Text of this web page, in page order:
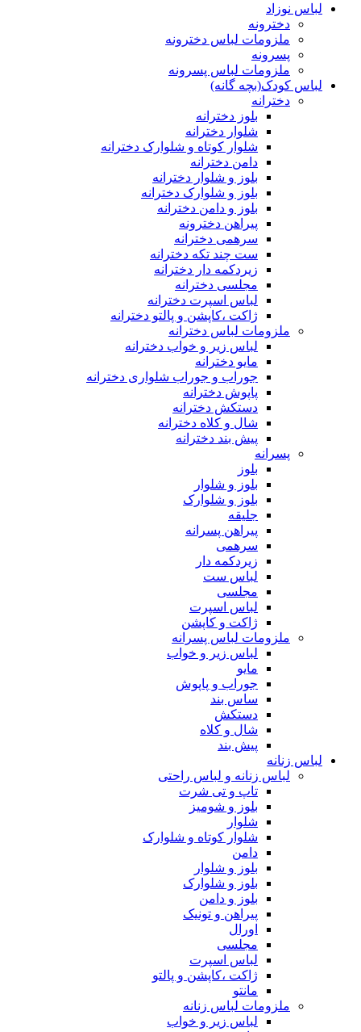
لباس نوزاد
دخترونه
ملزومات لباس دخترونه
پسرونه
ملزومات لباس پسرونه
لباس کودک(بچه گانه)
دخترانه
بلوز دخترانه
شلوار دخترانه
شلوار کوتاه و شلوارک دخترانه
دامن دخترانه
بلوز و شلوار دخترانه
بلوز و شلوارک دخترانه
بلوز و دامن دخترانه
پیراهن دخترونه
سرهمی دخترانه
ست چند تکه دخترانه
زیردکمه دار دخترانه
مجلسی دخترانه
لباس اسپرت دخترانه
ژاکت ،کاپشن و پالتو دخترانه
ملزومات لباس دخترانه
لباس زیر و خواب دخترانه
مایو دخترانه
جوراب و جوراب شلواری دخترانه
پاپوش دخترانه
دستکش دخترانه
شال و کلاه دخترانه
پیش بند دخترانه
پسرانه
بلوز
بلوز و شلوار
بلوز و شلوارک
جلیقه
پیراهن پسرانه
سرهمی
زیردکمه دار
لباس ست
مجلسی
لباس اسپرت
ژاکت و کاپشن
ملزومات لباس پسرانه
لباس زیر و خواب
مایو
جوراب و پاپوش
ساس بند
دستکش
شال و کلاه
پیش بند
لباس زنانه
لباس زنانه و لباس راحتی
تاپ و تی شرت
بلوز و شومیز
شلوار
شلوار کوتاه و شلوارک
دامن
بلوز و شلوار
بلوز و شلوارک
بلوز و دامن
پیراهن و تونیک
اورال
مجلسی
لباس اسپرت
ژاکت ،کاپشن و پالتو
مانتو
ملزومات لباس زنانه
لباس زیر و خواب